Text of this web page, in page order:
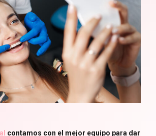
contamos con el mejor equipo para dar